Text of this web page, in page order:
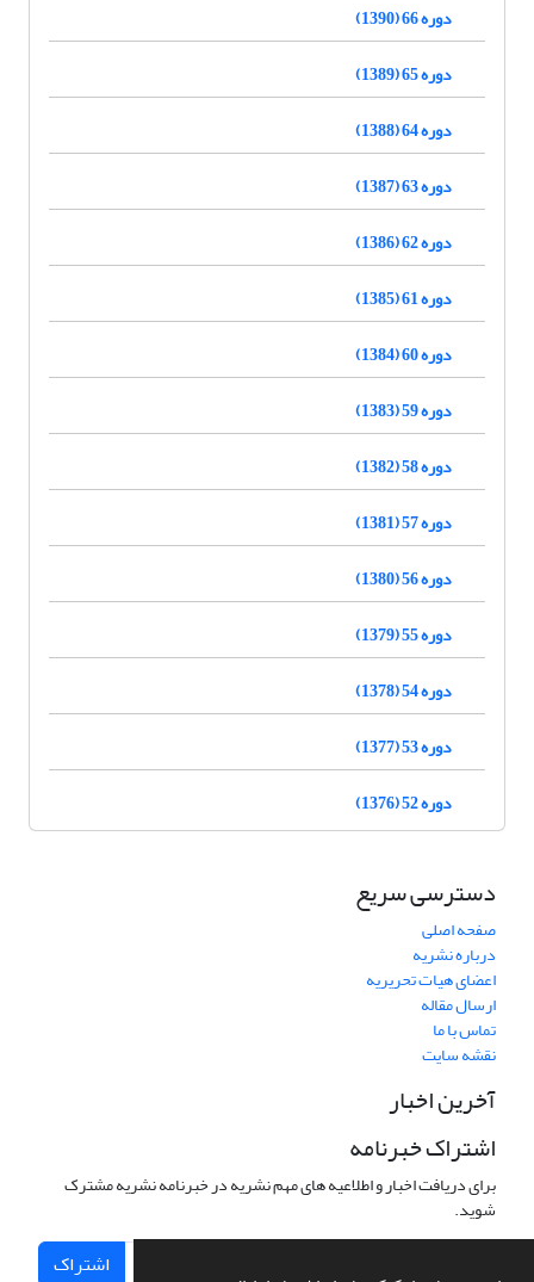
دوره 66 (1390)
دوره 65 (1389)
دوره 64 (1388)
دوره 63 (1387)
دوره 62 (1386)
دوره 61 (1385)
دوره 60 (1384)
دوره 59 (1383)
دوره 58 (1382)
دوره 57 (1381)
دوره 56 (1380)
دوره 55 (1379)
دوره 54 (1378)
دوره 53 (1377)
دوره 52 (1376)
دسترسی سریع
صفحه اصلی
درباره نشریه
اعضای هیات تحریریه
ارسال مقاله
تماس با ما
نقشه سایت
آخرین اخبار
اشتراک خبرنامه
برای دریافت اخبار و اطلاعیه های مهم نشریه در خبرنامه نشریه مشترک
شوید.
اشتراک